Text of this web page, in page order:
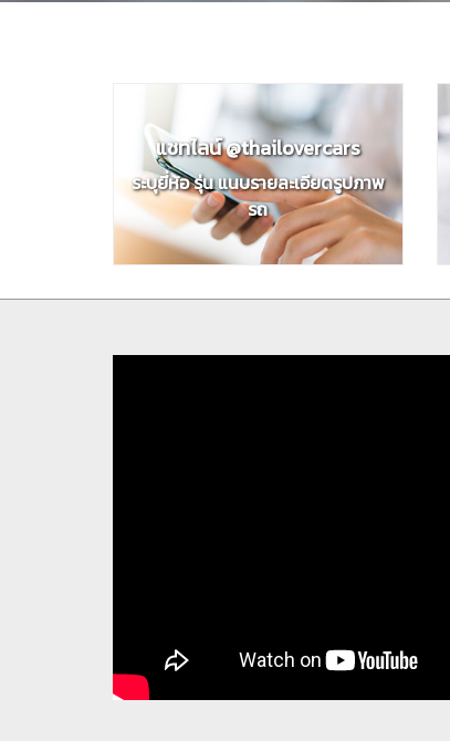
แชทไลน์ @thailovercars
ระบุยี่ห้อ รุ่น แนบรายละเอียดรูปภาพ
รถ